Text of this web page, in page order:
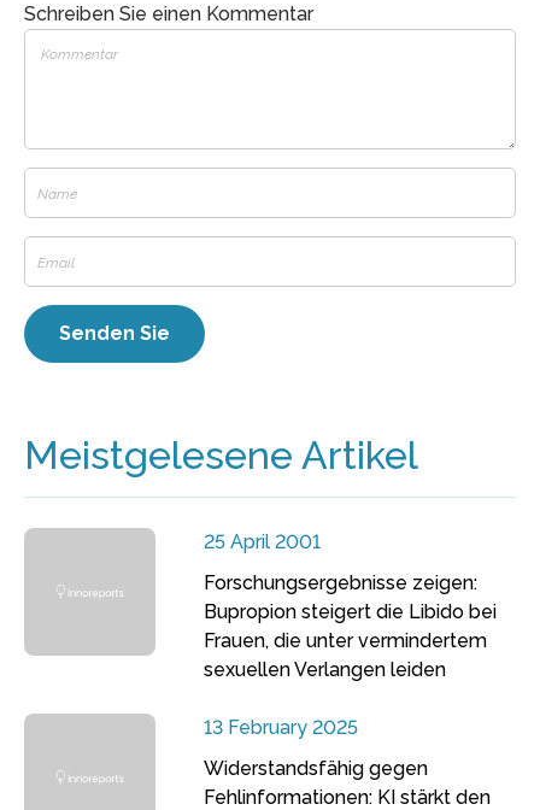
Schreiben Sie einen Kommentar
Meistgelesene Artikel
25 April 2001
Forschungsergebnisse zeigen:
Bupropion steigert die Libido bei
Frauen, die unter vermindertem
sexuellen Verlangen leiden
13 February 2025
Widerstandsfähig gegen
Fehlinformationen: KI stärkt den